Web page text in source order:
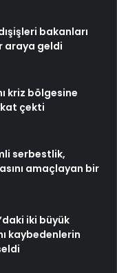
bakanları
araya geldi
kriz bölgesine
çekti
serbestlik,
amaçlayan bir
iki büyük
kaybedenlerin